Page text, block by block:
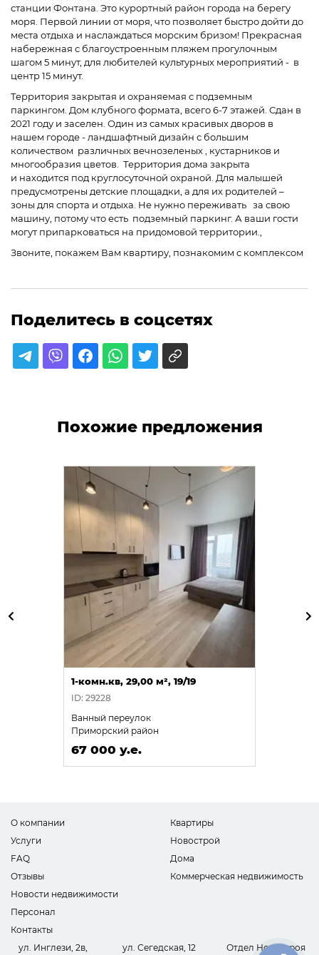
станции Фонтана. Это курортный район города на берегу
моря. Первой линии от моря, что позволяет быстро дойти до
места отдыха и наслаждаться морским бризом! Прекрасная
набережная с благоустроенным пляжем прогулочным
шагом 5 минут, для любителей культурных мероприятий - в
центр 15 минут.
Территория закрытая и охраняемая с подземным
паркингом. Дом клубного формата, всего 6-7 этажей. Сдан в
2021 году и заселен. Один из самых красивых дворов в
нашем городе - ландшафтный дизайн с большим
количеством различных вечнозеленых , кустарников и
многообразия цветов. Территория дома закрыта
и находится под круглосуточной охраной. Для малышей
предусмотрены детские площадки, а для их родителей –
зоны для спорта и отдыха. Не нужно переживать за свою
машину, потому что есть подземный паркинг. А ваши гости
могут припарковаться на придомовой территории.,
Звоните, покажем Вам квартиру, познакомим с комплексом
Поделитесь в соцсетях
Похожие предложения
1-комн.кв, 29,00 м², 19/19
ID: 29228
Ванный переулок
Приморский район
67 000 у.е.
О компании
Услуги
FAQ
Отзывы
Новости недвижимости
Персонал
Контакты
Квартиры
Новострой
Дома
Коммерческая недвижимость
ул. Инглези, 2в, ул. Сегедская, 12 Отдел Новостроя